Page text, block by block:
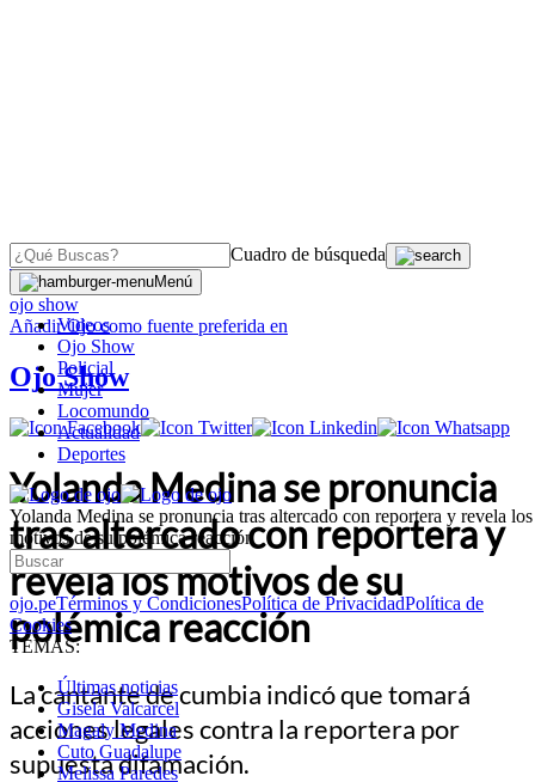
Cuadro de búsqueda
Menú
Videos
Ojo Show
Policial
Mujer
Locomundo
Actualidad
Deportes
Yolanda Medina se pronuncia tras altercado con reportera y revela los
motivos de su polémica reacción
ojo.peTérminos y CondicionesPolítica de PrivacidadPolítica de
Cookies
TEMAS:
Últimas noticias
Gisela Valcarcel
Magaly Medina
Cuto Guadalupe
Melissa Paredes
OJO
ojo show
AñadirOjocomo fuente preferida en
Ojo Show
Yolanda Medina se pronuncia
tras altercado con reportera y
revela los motivos de su
polémica reacción
La cantante de cumbia indicó que tomará
acciones legales contra la reportera por
supuesta difamación.